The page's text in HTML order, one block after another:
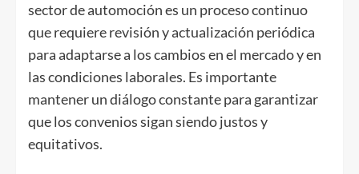
sector de automoción es un proceso continuo
que requiere revisión y actualización periódica
para adaptarse a los cambios en el mercado y en
las condiciones laborales. Es importante
mantener un diálogo constante para garantizar
que los convenios sigan siendo justos y
equitativos.